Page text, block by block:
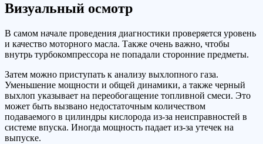
Визуальный осмотр
В самом начале проведения диагностики проверяется уровень
и качество моторного масла. Также очень важно, чтобы
внутрь турбокомпрессора не попадали сторонние предметы.
Затем можно приступать к анализу выхлопного газа.
Уменьшение мощности и общей динамики, а также черный
выхлоп указывает на переобогащение топливной смеси. Это
может быть вызвано недостаточным количеством
подаваемого в цилиндры кислорода из-за неисправностей в
системе впуска. Иногда мощность падает из-за утечек на
выпуске.